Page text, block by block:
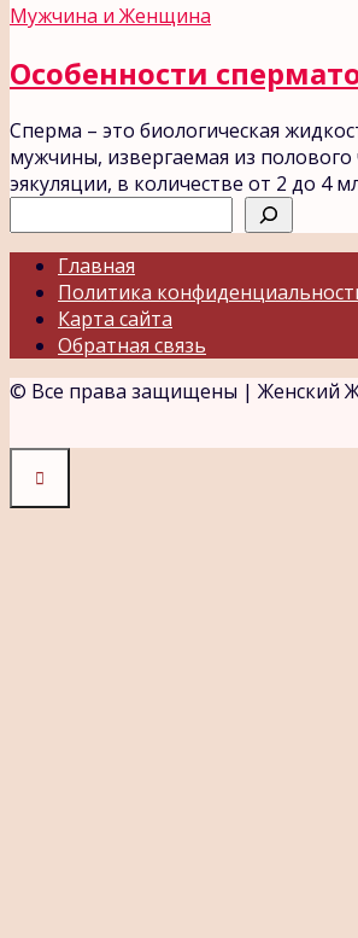
Мужчина и Женщина
Особенности
Сперма – это биологическая
мужчины, извергаемая из
эякуляции, в количестве от 2 до 4
Главная
Политика
Карта сайта
Обратная связь
© Все права защищены | Женский